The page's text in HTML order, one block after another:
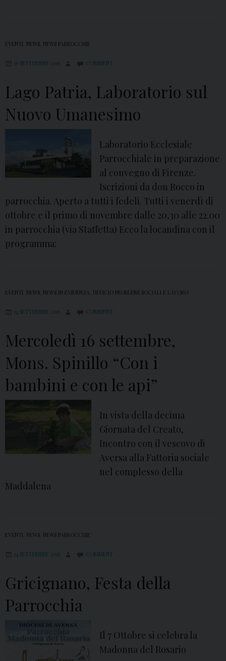
a
EVENTI NEWS NEWS PARROCCHIE
16 SETTEMBRE 2015 COMMENT
Lago Patria, Laboratorio sul
Nuovo Umanesimo
Laboratorio Ecclesiale
Parrocchiale in preparazione
al convegno di Firenze.
Iscrizioni da don Rocco in
parrocchia. Aperto a tutti i fedeli. Tutti i venerdì di
ottobre e il primo di novembre dalle 20,30 alle 22.00
in parrocchia (via Staffetta) Ecco la locandina con il
programma:
EVENTI NEWS NEWS IN EVIDENZA UFFICIO PROBLEMI SOCIALI E LAVORO
14 SETTEMBRE 2015 COMMENT
Mercoledì 16 settembre,
Mons. Spinillo “Con i
bambini e con le api”
In vista della decima
Giornata del Creato,
Incontro con il vescovo di
Aversa alla Fattoria sociale
nel complesso della
Maddalena
EVENTI NEWS NEWS PARROCCHIE
14 SETTEMBRE 2015 COMMENT
Gricignano, Festa della
Parrocchia
Il 7 Ottobre si celebra la
Madonna del Rosario